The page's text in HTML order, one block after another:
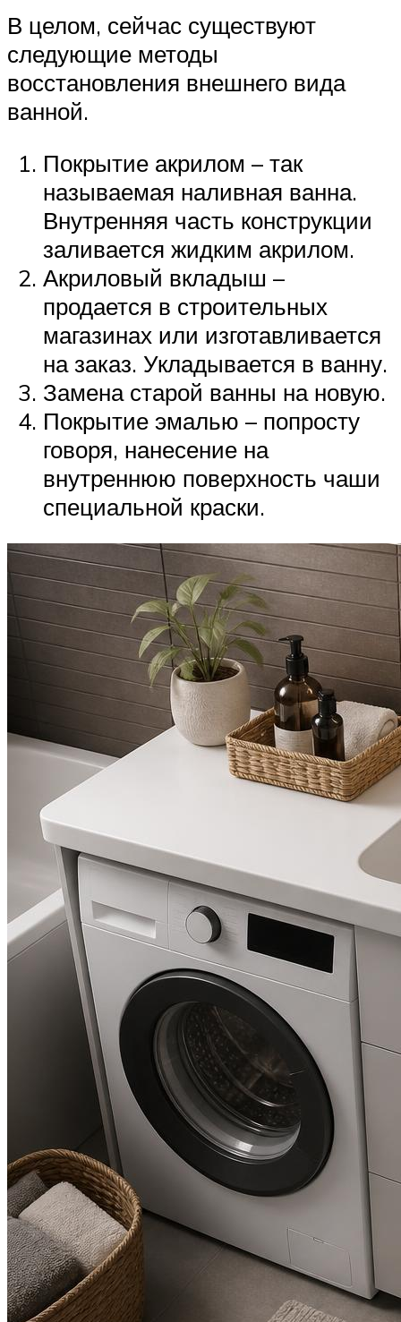
В целом, сейчас существуют
следующие методы
восстановления внешнего вида
ванной.
Покрытие акрилом – так
называемая наливная ванна.
Внутренняя часть конструкции
заливается жидким акрилом.
Акриловый вкладыш –
продается в строительных
магазинах или изготавливается
на заказ. Укладывается в ванну.
Замена старой ванны на новую.
Покрытие эмалью – попросту
говоря, нанесение на
внутреннюю поверхность чаши
специальной краски.